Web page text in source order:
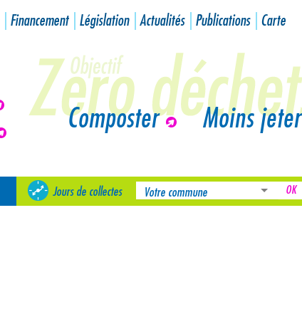
Financement Législation Actualités Publications Carte
Composter Moins jeter
Jours de collectes